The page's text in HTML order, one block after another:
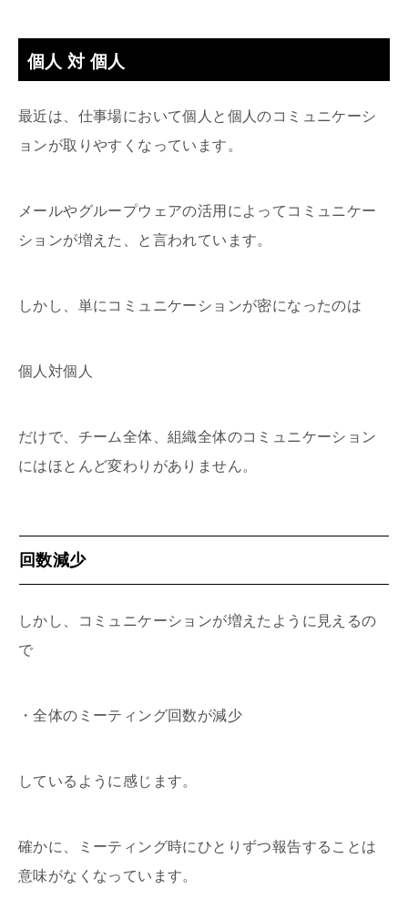
個人 対 個人
最近は、仕事場において個人と個人のコミュニケーシ
ョンが取りやすくなっています。
メールやグループウェアの活用によってコミュニケー
ションが増えた、と言われています。
しかし、単にコミュニケーションが密になったのは
個人対個人
だけで、チーム全体、組織全体のコミュニケーション
にはほとんど変わりがありません。
回数減少
しかし、コミュニケーションが増えたように見えるの
で
・全体のミーティング回数が減少
しているように感じます。
確かに、ミーティング時にひとりずつ報告することは
意味がなくなっています。